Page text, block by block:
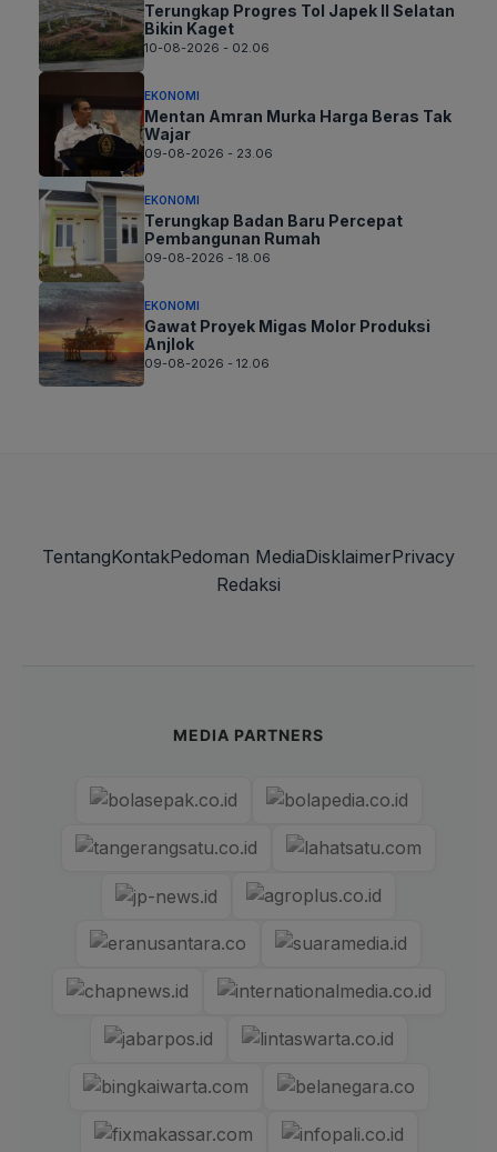
Terungkap Progres Tol Japek II Selatan
Bikin Kaget
10-08-2026 - 02.06
EKONOMI
Mentan Amran Murka Harga Beras Tak
Wajar
09-08-2026 - 23.06
EKONOMI
Terungkap Badan Baru Percepat
Pembangunan Rumah
09-08-2026 - 18.06
EKONOMI
Gawat Proyek Migas Molor Produksi
Anjlok
09-08-2026 - 12.06
TentangKontakPedoman MediaDisklaimerPrivacy
Redaksi
MEDIA PARTNERS